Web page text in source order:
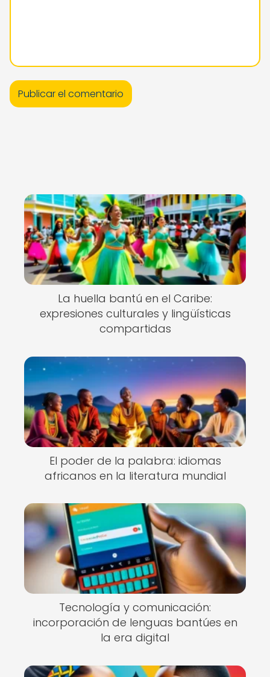
La huella bantú en el Caribe:
expresiones culturales y lingüísticas
compartidas
El poder de la palabra: idiomas
africanos en la literatura mundial
Tecnología y comunicación:
incorporación de lenguas bantúes en
la era digital